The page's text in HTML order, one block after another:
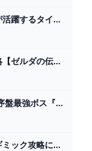
【ティアキン】ユン坊の能力が活躍するタイミングを教えてくれ!【ティアーズオブザキングダム】 ゼルダの伝説ティアーズオブザキングダム(ティアキン)攻略まとめ-コログ速報
【ティアキン】左腕の蔵の攻略【ゼルダの伝説ティアーズオブザキングダム】 - YouTube
【ゼルダの伝説 ティアキン】序盤最強ボス『グリオーク』を３体倒した後に○○するとヤバすぎる！&グリオーク超簡単な攻略法を解説【ゼルダの伝説ティアーズオブザキングダム】【まがれつ】 - YouTube
【ティアキン小ネタ】コログギミック攻略に石つきの武器が使える！【ゼルダの伝説】 - GAME Watch